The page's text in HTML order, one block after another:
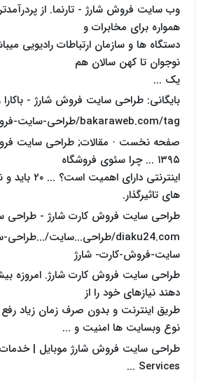
وب سایت فروش شارژ - تارنما. از
همواره برای مخابرات و
دستگاه ها و سازمان ارتباطات رادیویی
نوجوان تا کهن سالان هم
یک ...
بایگانی: طراحی سایت فروش شارژ -
bakaraweb.com/tag/طراحی-سایت-فروش-شارژ/
۱۳۹۵ ... چرا سئوی فروشگاه
اینترنتی
های تاثیرگذار.
طراحی سایت فروش کارت شارژ - طراحی
سایت-فروش-کارت- شارژ
طراحی سایت فروش کارت شارژ. امروزه
دهند نیازهای خود را از
طریق اینترنت و بدون صرف زمان زیاد
نوع وبسایت ها امنیت و ...
Services ...